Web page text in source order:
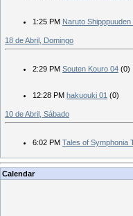
1:25 PM Naruto
18 de Abril, Domingo
2:29 PM Souten Kouro 04 (0)
12:28 PM hakuouki 01 (0)
10 de Abril, Sábado
6:02 PM Tales of Symphonia
Calendar